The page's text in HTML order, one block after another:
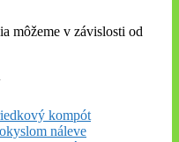
môžeme v závislosti od
náleve